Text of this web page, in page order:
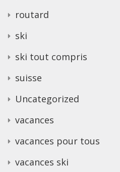
routard
ski
ski tout compris
suisse
Uncategorized
vacances
vacances pour tous
vacances ski